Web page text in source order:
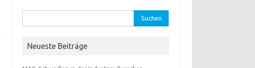
nach:
Neueste Beiträge